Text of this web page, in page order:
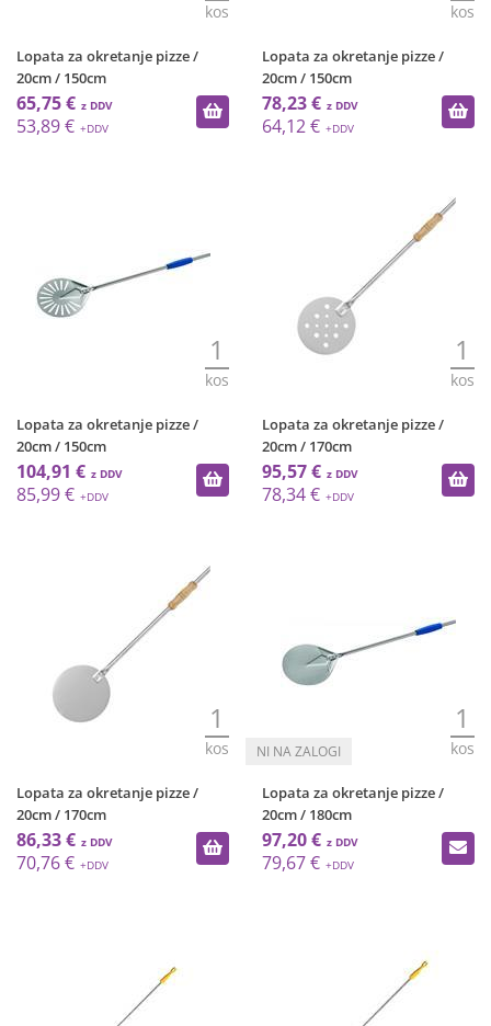
kos
Lopata za okretanje pizze /
20cm / 150cm
65,75 €
53,89 €
kos
Lopata za okretanje pizze /
20cm / 150cm
78,23 €
64,12 €
1
kos
Lopata za okretanje pizze /
20cm / 150cm
104,91 €
85,99 €
1
kos
Lopata za okretanje pizze /
20cm / 170cm
95,57 €
78,34 €
1
kos
Lopata za okretanje pizze /
20cm / 170cm
86,33 €
70,76 €
1
kos
Lopata za okretanje pizze /
20cm / 180cm
97,20 €
79,67 €